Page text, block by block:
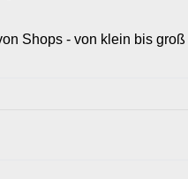
Shops - von klein bis groß